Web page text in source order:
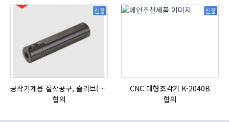
신품
공작기계용 절삭공구, 슬리브(SLEEVE)
협의
신품
CNC 대형조각기 K-2040B
협의